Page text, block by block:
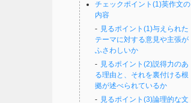
チェックポイント(1)英作文の
内容
見るポイント(1)与えられた
テーマに対する意見や主張が
ふさわしいか
見るポイント(2)説得力のあ
る理由と、それを裏付ける根
拠が述べられているか
見るポイント(3)論理的な文